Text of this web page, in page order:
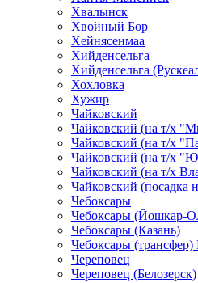
Хвалынск
Хвойный Бор
Хейнясенмаа
Хийденсельга
Хийденсельга
Хохловка
Хужир
Чайковский
Чайковский (на т/х
Чайковский (на т/х
Чайковский (на т/х
Чайковский (на т/х
Чайковский
Чебоксары
Чебоксары (Йошкар-
Чебоксары (Казань)
Чебоксары (трансфер)
Череповец
Череповец (Белозерск)